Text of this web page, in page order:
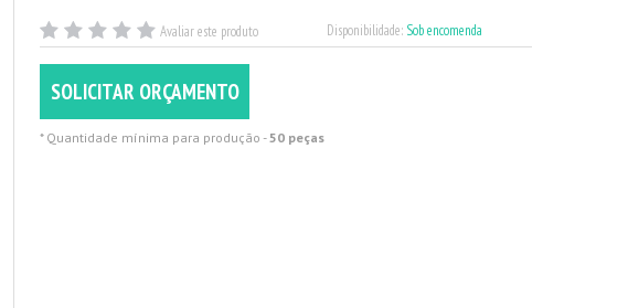
Avaliar este produto Disponibilidade: Sob encomenda
SOLICITAR ORÇAMENTO
* Quantidade mínima para produção -50 peças